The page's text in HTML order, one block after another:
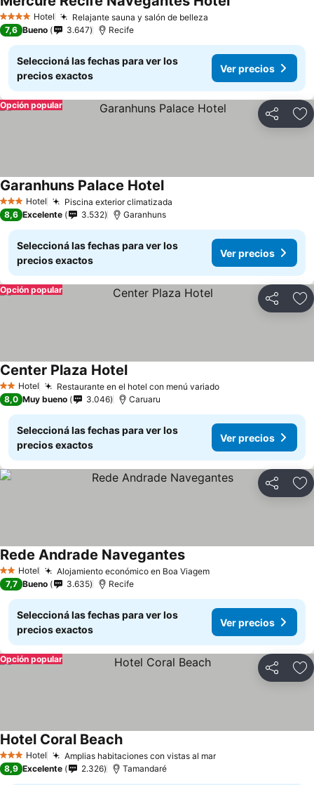
4 EstrellasHotel Relajante sauna y salón de belleza
7,6 Bueno 3.647 Recife
Seleccioná las fechas para ver los
precios exactos
Ver precios
Compartir
Opción popular
3 Estrellas
Hotel Piscina exterior climatizada
Garanhuns Palace Hotel
8,6 Excelente 3.532 Garanhuns
Seleccioná las fechas para ver los
precios exactos
Ver precios
Compartir
Opción popular
2 Estrellas
Hotel Restaurante en el hotel con menú variado
Center Plaza Hotel
8,0 Muy bueno 3.046 Caruaru
Seleccioná las fechas para ver los
precios exactos
Ver precios
Compartir
2 Estrellas
Hotel Alojamiento económico en Boa Viagem
Rede Andrade Navegantes
7,7 Bueno 3.635 Recife
Seleccioná las fechas para ver los
precios exactos
Ver precios
Compartir
Opción popular
3 Estrellas
Hotel Amplias habitaciones con vistas al mar
Hotel Coral Beach
8,9 Excelente 2.326 Tamandaré